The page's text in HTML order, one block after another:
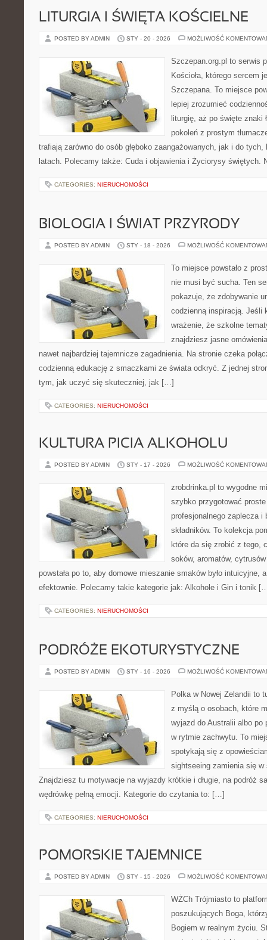
LITURGIA I ŚWIĘTA KOŚCIELNE
POSTED BY ADMIN STY - 20 - 2026 MOŻLIWOŚĆ
Szczepan.org.pl to serwis
Kościoła, którego sercem
Szczepana. To miejsce
lepiej zrozumieć
liturgię, aż po święte znaki
pokoleń z prostym
trafiają zarówno do osób głęboko zaangażowanych, jak i do
latach. Polecamy także: Cuda i objawienia i Życiorysy świętych.
CATEGORIES: NIERUCHOMOŚCI
BIOLOGIA I ŚWIAT PRZYRODY
POSTED BY ADMIN STY - 18 - 2026 MOŻLIWOŚĆ
To miejsce powstało z
nie musi być sucha. Ten
pokazuje, że zdobywanie
codzienną inspiracją. Jeśli
wrażenie, że szkolne
znajdziesz jasne
nawet najbardziej tajemnicze zagadnienia. Na stronie czeka
codzienną edukację z smaczkami ze świata odkryć. Z jednej
tym, jak uczyć się skuteczniej, jak […]
CATEGORIES: NIERUCHOMOŚCI
KULTURA PICIA ALKOHOLU
POSTED BY ADMIN STY - 17 - 2026 MOŻLIWOŚĆ
zrobdrinka.pl to wygodne
szybko przygotować
profesjonalnego zaplecza i
składników. To kolekcja
które da się zrobić z tego,
soków, aromatów,
powstała po to, aby domowe mieszanie smaków było intuicyjne,
efektownie. Polecamy takie kategorie jak: Alkohole i Gin i tonik
CATEGORIES: NIERUCHOMOŚCI
PODRÓŻE EKOTURYSTYCZNE
POSTED BY ADMIN STY - 16 - 2026 MOŻLIWOŚĆ
Polka w Nowej Zelandii to
z myślą o osobach, które
wyjazd do Australii albo
w rytmie zachwytu. To
spotykają się z
sightseeing zamienia się w
Znajdziesz tu motywacje na wyjazdy krótkie i długie, na podróż
wędrówkę pełną emocji. Kategorie do czytania to: […]
CATEGORIES: NIERUCHOMOŚCI
POMORSKIE TAJEMNICE
POSTED BY ADMIN STY - 15 - 2026 MOŻLIWOŚĆ
WŻCh Trójmiasto to
poszukujących Boga,
Bogiem w realnym życiu.